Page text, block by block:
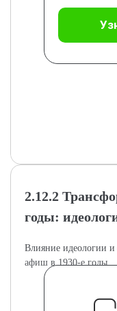
2.12.2
годы:
Влияние идеологии
афиш в 1930-е годы.